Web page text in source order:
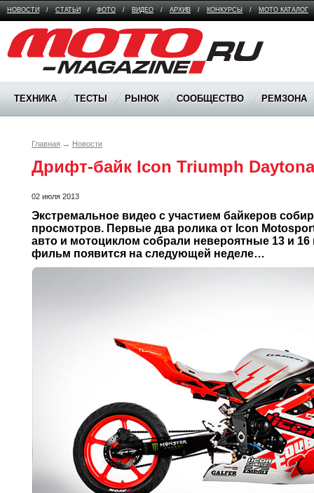
НОВОСТИ / СТАТЬИ / ФОТО / ВИДЕО / АРХИВ / КОНКУРСЫ / МОТО КАТАЛОГ
Moto Magazine
ТЕХНИКА ТЕСТЫ РЫНОК СООБЩЕСТВО РЕМЗОНА
Главная → Новости
Дрифт-байк Icon Triumph Daytona
02 июля 2013
Экстремальное видео с участием байкеров
просмотров. Первые два ролика от Icon
авто и мотоциклом собрали невероятные 13 и
фильм появится на следующей неделе…